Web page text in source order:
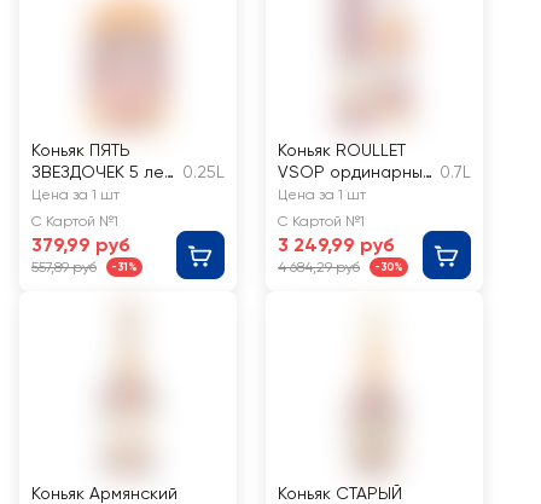
Коньяк ПЯТЬ
ЗВЕЗДОЧЕК 5 лет,
40%
0.25L
Цена за 1 шт
С Картой №1
379,99 руб
557,89 руб -31%
Коньяк ROULLET
VSOP ординарный
4 года 40%, п/у
0.7L
Цена за 1 шт
С Картой №1
3 249,99 руб
4 684,29 руб -30%
Коньяк Армянский
Коньяк СТАРЫЙ